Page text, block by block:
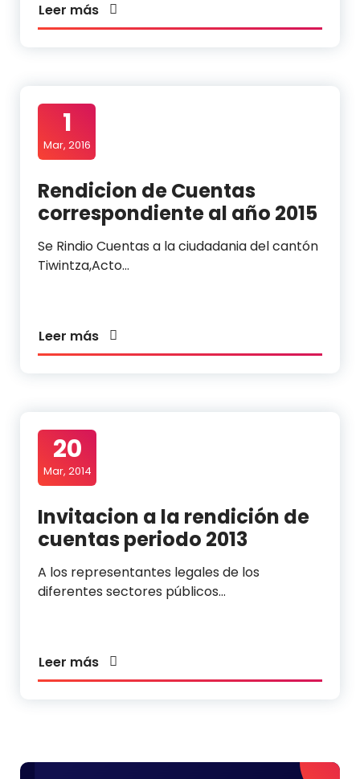
Leer más
1
Mar, 2016
Rendicion de Cuentas
correspondiente al año 2015
Se Rindio Cuentas a la ciudadania del cantón
Tiwintza,Acto…
Leer más
20
Mar, 2014
Invitacion a la rendición de
cuentas periodo 2013
A los representantes legales de los
diferentes sectores públicos…
Leer más